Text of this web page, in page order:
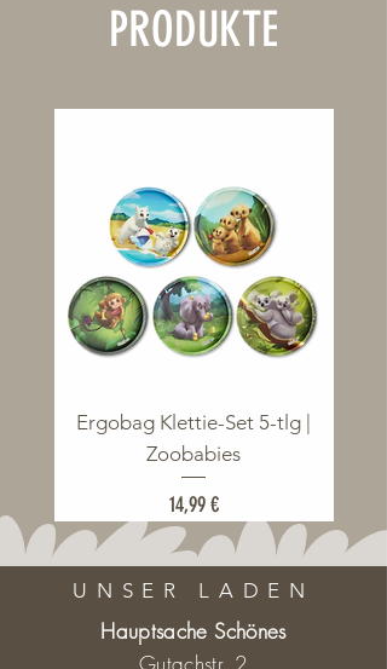
PRODUKTE
Ergobag Klettie-Set 5-tlg |
Zoobabies
Preis
14,99 €
UNSER LADEN
Hauptsache Schönes
Gutachstr. 2